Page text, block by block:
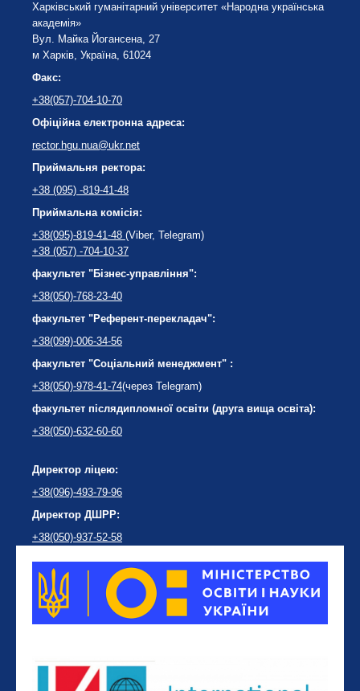
Харківський гуманітарний університет «Народна українська
академія»
Вул. Майка Йогансена, 27
м Харків, Україна, 61024
Факс:
+38(057)-704-10-70
Офіційна електронна адреса:
rector.hgu.nua@ukr.net
Приймальня ректора:
+38 (095) -819-41-48
Приймальна комісія:
+38(095)-819-41-48 (Viber, Telegram)
+38 (057) -704-10-37
факультет "Бізнес-управління":
+38(050)-768-23-40
факультет "Референт-перекладач":
+38(099)-006-34-56
факультет "Соціальний менеджмент" :
+38(050)-978-41-74(через Telegram)
факультет післядипломної освіти (друга вища освіта):
+38(050)-632-60-60
Директор ліцею:
+38(096)-493-79-96
Директор ДШРР:
+38(050)-937-52-58